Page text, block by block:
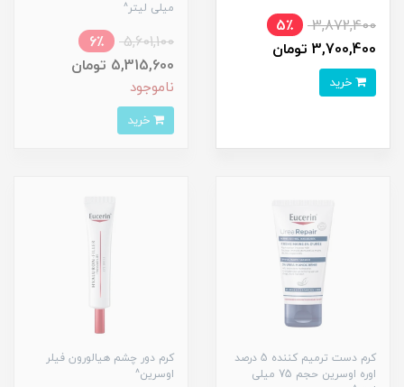
3,872,400
5٪
3,700,400 تومان
میلی لیتر^
5,601,100
6٪
5,315,600 تومان
ناموجود
کرم دست ترمیم کننده 5 درصد
اوره اوسرین حجم 75 میلی
کرم دور چشم هیالورون فیلر
اوسرین^